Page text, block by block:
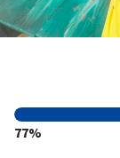
77%